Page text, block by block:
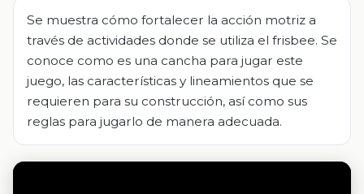
Se muestra cómo fortalecer la acción motriz a
través de actividades donde se utiliza el frisbee. Se
conoce como es una cancha para jugar este
juego, las características y lineamientos que se
requieren para su construcción, así como sus
reglas para jugarlo de manera adecuada.